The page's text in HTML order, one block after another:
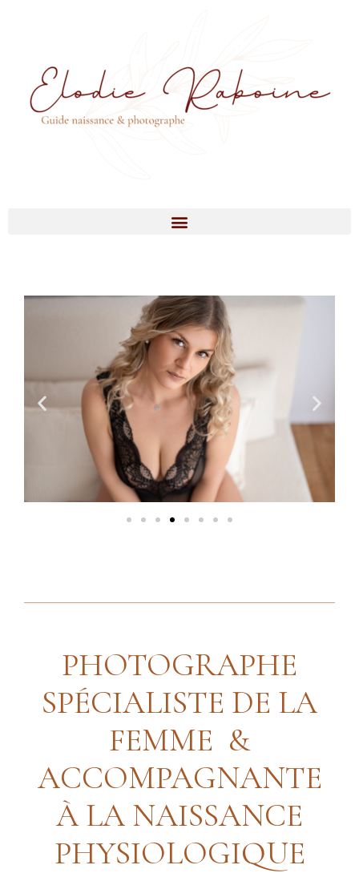
PHOTOGRAPHE
SPÉCIALISTE DE LA
FEMME &
ACCOMPAGNANTE
À LA NAISSANCE
PHYSIOLOGIQUE